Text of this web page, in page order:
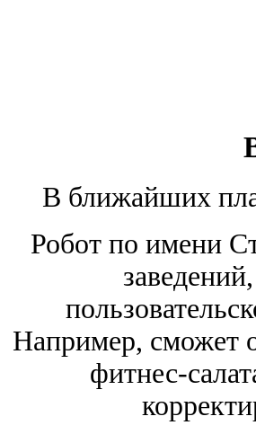
В ближайших
Робот по имени
Например, сможет
фитнес-